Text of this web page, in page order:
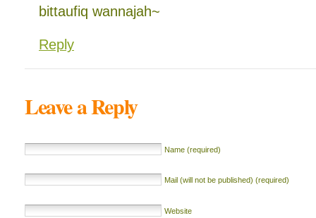
bittaufiq wannajah~
Reply
Leave a Reply
Name (required)
Mail (will not be published) (required)
Website